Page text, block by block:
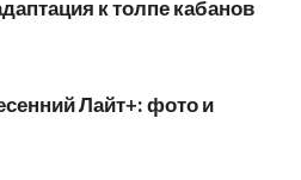
к толпе кабанов
Лайт+: фото и